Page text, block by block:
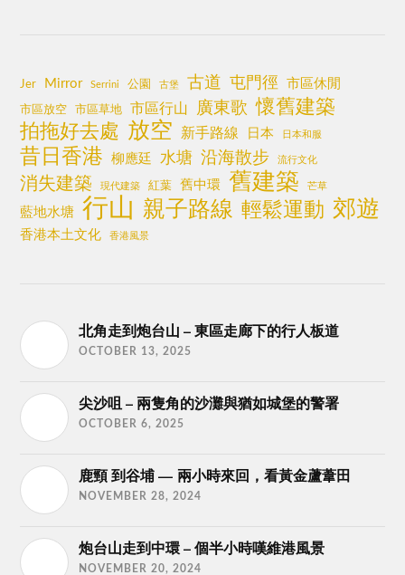
Jer Mirror Serrini 公園 古堡 古道 屯門徑 市區休閒
市區放空 市區草地 市區行山 廣東歌 懷舊建築
拍拖好去處 放空 新手路線 日本 日本和服
昔日香港 柳應廷 水塘 沿海散步 流行文化
消失建築 現代建築 紅葉 舊中環 舊建築 芒草
藍地水塘 行山 親子路線 輕鬆運動 郊遊
香港本土文化 香港風景
北角走到炮台山 – 東區走廊下的行人板道
OCTOBER 13, 2025
尖沙咀 – 兩隻角的沙灘與猶如城堡的警署
OCTOBER 6, 2025
鹿頸 到谷埔 — 兩小時來回，看黃金蘆葦田
NOVEMBER 28, 2024
炮台山走到中環 – 個半小時嘆維港風景
NOVEMBER 20, 2024